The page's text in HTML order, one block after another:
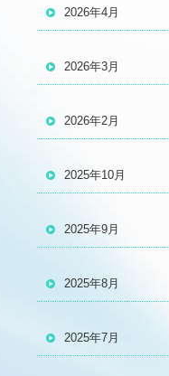
2026年4月
2026年3月
2026年2月
2025年10月
2025年9月
2025年8月
2025年7月